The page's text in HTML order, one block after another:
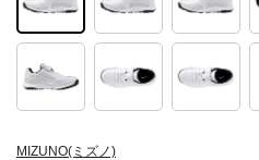
MIZUNO(ミズノ)